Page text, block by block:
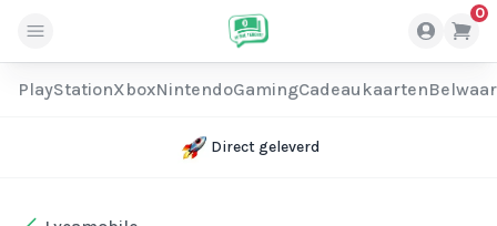
0
PlayStationXboxNintendoGamingCadeaukaarten
Direct geleverd